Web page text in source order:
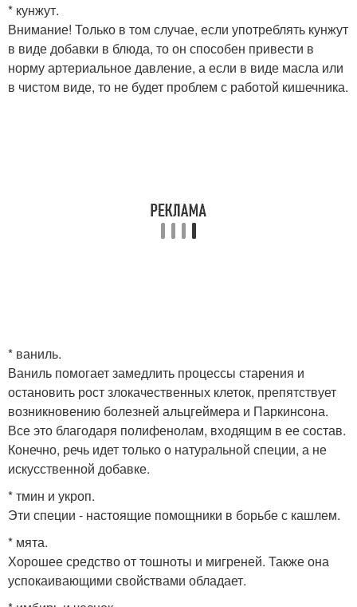
* кунжут.
Внимание! Только в том случае, если употреблять кунжут
в виде добавки в блюда, то он способен привести в
норму артериальное давление, а если в виде масла или
в чистом виде, то не будет проблем с работой кишечника.
* ваниль.
Ваниль помогает замедлить процессы старения и
остановить рост злокачественных клеток, препятствует
возникновению болезней альцгеймера и Паркинсона.
Все это благодаря полифенолам, входящим в ее состав.
Конечно, речь идет только о натуральной специи, а не
искусственной добавке.
* тмин и укроп.
Эти специи - настоящие помощники в борьбе с кашлем.
* мята.
Хорошее средство от тошноты и мигреней. Также она
успокаивающими свойствами обладает.